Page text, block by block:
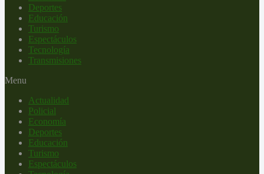
Deportes
Educación
Turismo
Espectáculos
Tecnología
Transmisiones
Menu
Actualidad
Policial
Economía
Deportes
Educación
Turismo
Espectáculos